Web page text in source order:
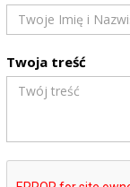
Twoja treść